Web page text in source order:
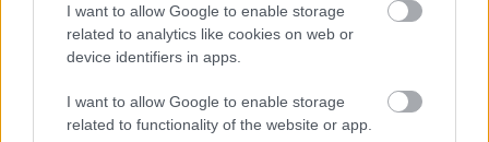
I want to allow Google to enable storage
related to analytics like cookies on web or
device identifiers in apps.
I want to allow Google to enable storage
related to functionality of the website or app.
Hat henger helyett hat pólus - az
elektromos motorokról - I. rész
_zahnrad•2020. október 18.